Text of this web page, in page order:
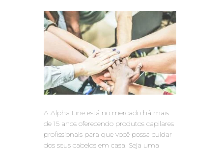
A Alpha Line está no mercado há mais
de 15 anos oferecendo produtos capilares
profissionais para que você possa cuidar
dos seus cabelos em casa. Seja uma